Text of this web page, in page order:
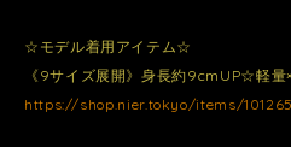
☆モデル着用アイテム☆
《9サイズ展開》身長約9cmUP☆軽量
https://shop.nier.tokyo/items/